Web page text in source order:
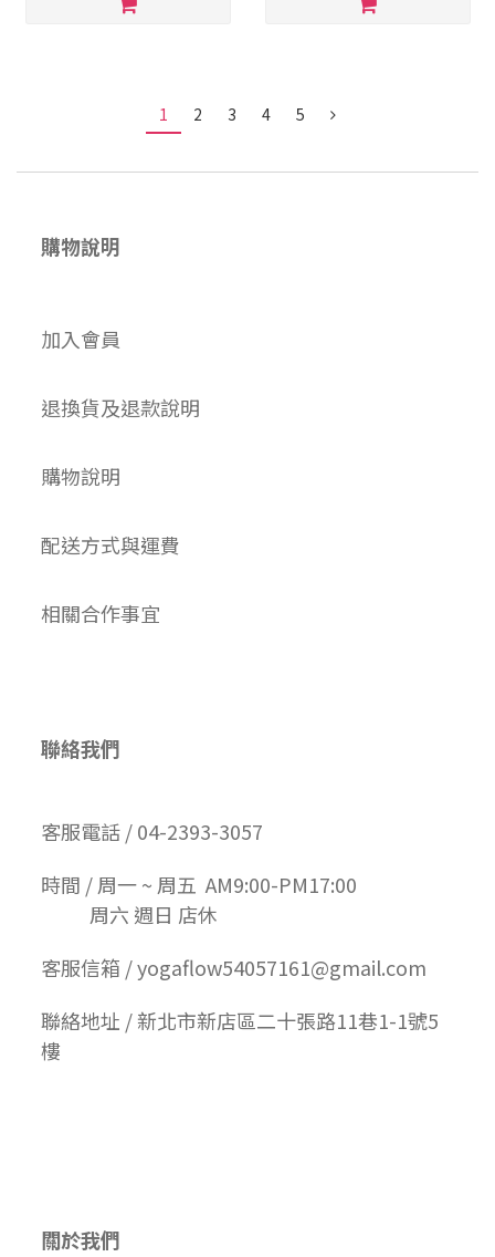
1 2 3 4 5
購物說明
加入會員
退換貨及退款說明
購物說明
配送方式與運費
相關合作事宜
聯絡我們
客服電話 / 04-2393-3057
時間 / 周一 ~ 周五 AM9:00-PM17:00
周六 週日 店休
客服信箱 / yogaflow54057161@gmail.com
聯絡地址 / 新北市新店區二十張路11巷1-1號5
樓
關於我們